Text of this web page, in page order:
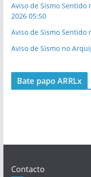
Aviso de Sismo Sentido
2026 05:50
Aviso de Sismo Sentido
Aviso de Sismo no
Bate papo ARRLx
Contacto